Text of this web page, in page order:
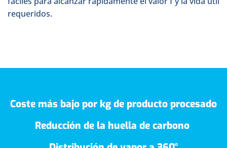
requeridos.
Coste más bajo por kg de producto procesado
Reducción de la huella de carbono